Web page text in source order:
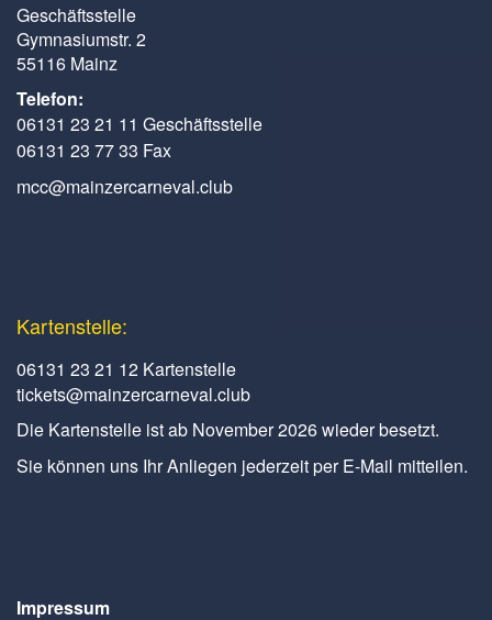
Geschäftsstelle
Gymnasiumstr. 2
55116 Mainz
Telefon:
06131 23 21 11 Geschäftsstelle
06131 23 77 33 Fax
mcc@mainzercarneval.club
Kartenstelle:
06131 23 21 12 Kartenstelle
tickets@mainzercarneval.club
Die Kartenstelle ist ab November 2026 wieder besetzt.
Sie können uns Ihr Anliegen jederzeit per E-Mail mitteilen.
Impressum